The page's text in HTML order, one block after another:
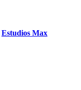
Estudios Max